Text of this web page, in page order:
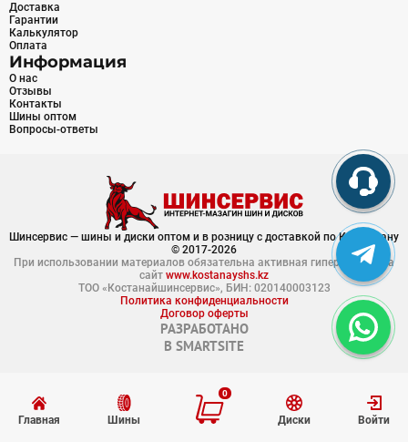
Главная Шины
0
Диски Войти
Доставка
Гарантии
Калькулятор
Оплата
Информация
О нас
Отзывы
Контакты
Шины оптом
Вопросы-ответы
Шинсервис — шины и диски оптом и в розницу с доставкой по Казахстану
© 2017-2026
При использовании материалов обязательна активная гиперссылка на
сайт www.kostanayshs.kz
ТОО «Костанайшинсервис», БИН: 020140003123
Политика конфиденциальности
Договор оферты
РАЗРАБОТАНО
В SMARTSITE